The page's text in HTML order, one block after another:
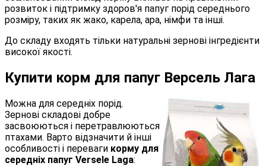
розвиток і підтримку здоров'я папуг порід середнього
розміру, таких як жако, карела, ара, німфи та інші.
До складу входять тільки натуральні зернові інгредієнти
високої якості.
Купити корм для папуг Версель Лага
Можна для середніх порід.
Зернові складові добре
засвоюються і перетравлюються
птахами. Варто відзначити й інші
особливості і переваги корму для
середніх папуг Versele Laga: